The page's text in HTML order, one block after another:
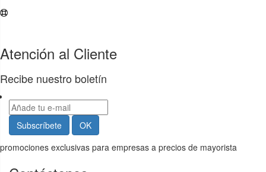
Atención al Cliente
Recibe nuestro boletín
promociones exclusivas para empresas a precios de mayorista